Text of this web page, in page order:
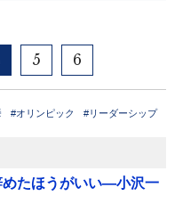
5 6
#オリンピック #リーダーシップ
めたほうがいい―小沢一